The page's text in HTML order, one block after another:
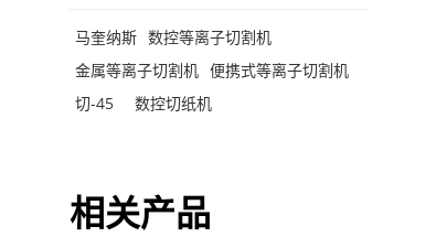
马奎纳斯 数控等离子切割机
金属等离子切割机 便携式等离子切割机
切-45
数控切纸机
相关产品